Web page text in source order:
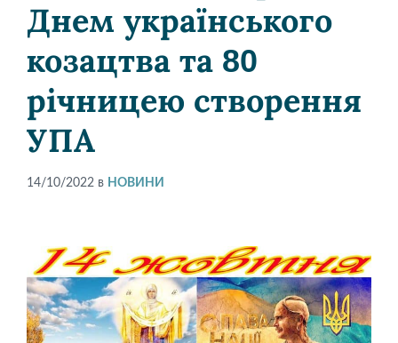
Днем українського
козацтва та 80
річницею створення
УПА
14/10/2022 в НОВИНИ